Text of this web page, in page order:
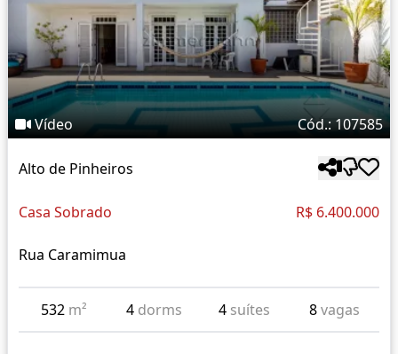
Vídeo Cód.: 107585
Alto de Pinheiros
Casa Sobrado R$ 6.400.000
Rua Caramimua
532 m² 4 dorms 4 suítes 8vagas